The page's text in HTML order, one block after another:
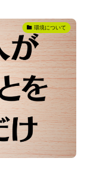
環境について